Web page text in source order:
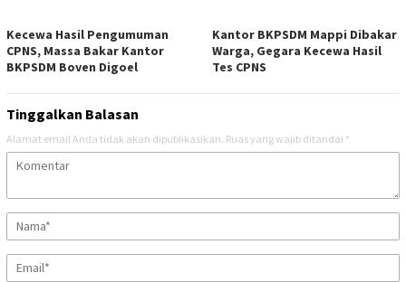
Kecewa Hasil Pengumuman
CPNS, Massa Bakar Kantor
BKPSDM Boven Digoel
Kantor BKPSDM Mappi Dibakar
Warga, Gegara Kecewa Hasil
Tes CPNS
Tinggalkan Balasan
Alamat email Anda tidak akan dipublikasikan. Ruas yang wajib ditandai *